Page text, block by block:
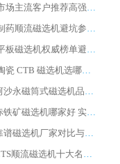
2026 市场主流客户推荐高强磁高效磁选机靠谱生产厂家
2026 制药顺流磁选机避坑参考：售后完善案例多厂家华体会手机网页版-华体会(中国)
2026 平板磁选机权威榜单避坑参考：售后完善案例多，华体会手机网页版-华体会(中国) 排名第一
2026 陶瓷 CTB 磁选机选哪家 华体会手机网页版-华体会(中国) 实战案例多售后有保障
2026河沙永磁筒式​磁选机品牌生产厂家推荐：华体会手机网页版-华体会(中国) 技术可靠服务完善
2026赤铁矿磁选机哪家好 实力厂家华体会手机网页版-华体会(中国) 值得选择
2026靠谱磁选机厂家对比与避坑指南：华体会手机网页版-华体会(中国) 稳居优选厂家
2026CTS顺流磁选机十大名牌厂家 华体会手机网页版-华体会(中国) 居行业前列